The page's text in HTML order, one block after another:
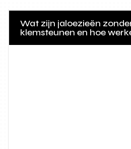
Wat zijn jaloezieën
klemsteunen en hoe